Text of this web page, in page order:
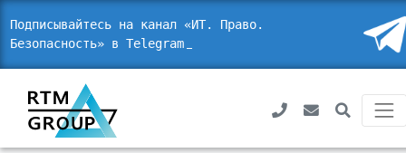
Подписывайтесь на канал «ИТ. Право.
Безопасность» в Telegram